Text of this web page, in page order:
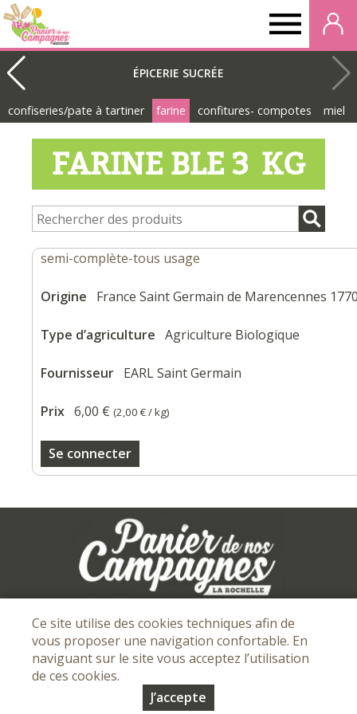
nos
campagnes
ÉPICERIE SUCRÉE
confiseries/pate à tartiner farine confitures- compotes miel
FARINE BLE 3 KG
semi-complète-tous usage
Origine France Saint Germain de Marencennes
Type d’agriculture Agriculture Biologique
Fournisseur EARL Saint Germain
Prix 6,00 € (2,00 €/ kg)
Se connecter
Mentions légalesIConditions Générales de vente
Protection des données personnelles
© Copyright 2026 - Panier de nos campagnes - Tous droits
réservés - Conception :
Ce site utilise des cookies techniques afin de
vous proposer une navigation confortable. En
naviguant sur le site vous acceptez l’utilisation
de ces cookies.
J’accepte